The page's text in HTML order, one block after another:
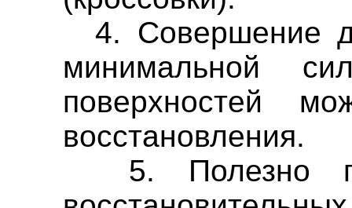
4. Совершение
минимальной
поверхностей
восстановления.
5. Полезно